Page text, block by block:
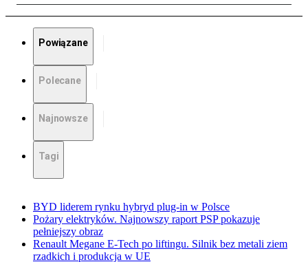
Powiązane
Polecane
Najnowsze
Tagi
BYD liderem rynku hybryd plug-in w Polsce
Pożary elektryków. Najnowszy raport PSP pokazuje
pełniejszy obraz
Renault Megane E-Tech po liftingu. Silnik bez metali ziem
rzadkich i produkcja w UE